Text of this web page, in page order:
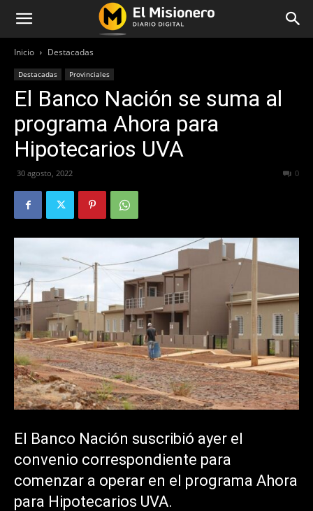
Inicio Destacadas
Destacadas Provinciales
El Banco Nación se suma al
programa Ahora para
Hipotecarios UVA
30 agosto, 2022 0
El Banco Nación suscribió ayer el
convenio correspondiente para
comenzar a operar en el programa Ahora
para Hipotecarios UVA.